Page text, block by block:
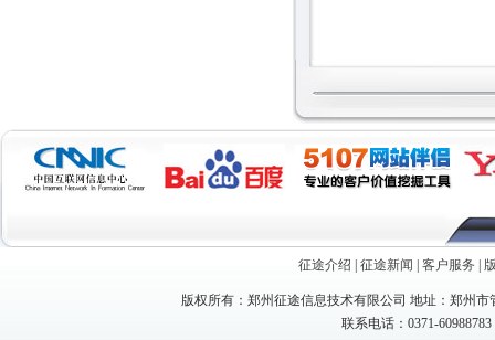
征途介绍 征途新闻 客户服务
版权所有：郑州征途信息技术有限公司 地址：郑州
联系电话：0371-